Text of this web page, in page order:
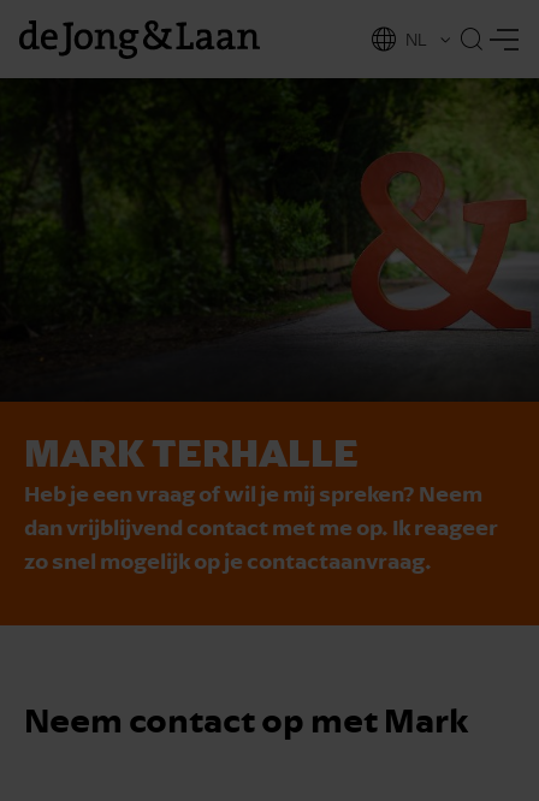
EN
NL
MARK TERHALLE
Heb je een vraag of wil je mij spreken? Neem
dan vrijblijvend contact met me op. Ik reageer
zo snel mogelijk op je contactaanvraag.
Neem contact op met Mark